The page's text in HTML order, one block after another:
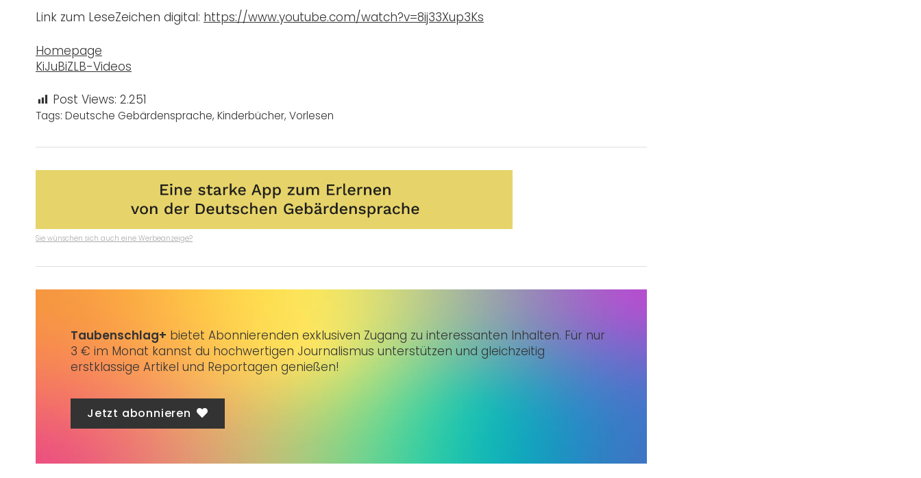
Link zum LeseZeichen digital: https://www.youtube.com/watch?v=8ij33Xup3Ks
Homepage
KiJuBiZLB-Videos
Post Views: 2.251
Tags: Deutsche Gebärdensprache, Kinderbücher, Vorlesen
Sie wünschen sich auch eine Werbeanzeige?
Taubenschlag+ bietet Abonnierenden exklusiven Zugang zu interessanten Inhalten. Für nur
3 € im Monat kannst du hochwertigen Journalismus unterstützen und gleichzeitig
erstklassige Artikel und Reportagen genießen!
Jetzt abonnieren